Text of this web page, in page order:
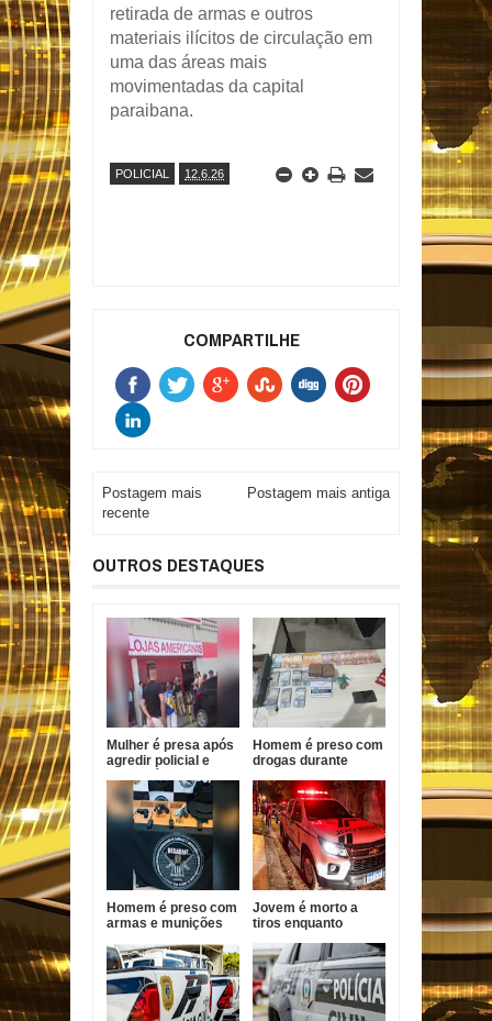
retirada de armas e outros
materiais ilícitos de circulação em
uma das áreas mais
movimentadas da capital
paraibana.
POLICIAL 12.6.26
COMPARTILHE
Postagem mais
recente
Postagem mais antiga
OUTROS DESTAQUES
Mulher é presa após
agredir policial e
Bayeux
Homem é preso com
drogas durante
Santa Helena
Homem é preso com
armas e munições
no Conde
Jovem é morto a
tiros enquanto
João Pessoa